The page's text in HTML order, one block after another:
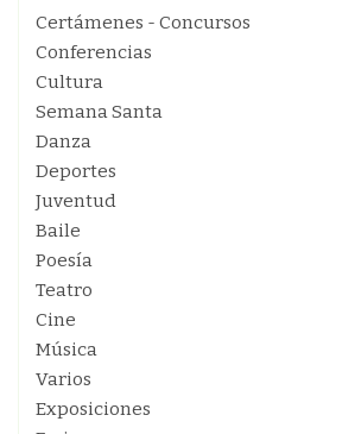
Certámenes - Concursos
Conferencias
Cultura
Semana Santa
Danza
Deportes
Juventud
Baile
Poesía
Teatro
Cine
Música
Varios
Exposiciones